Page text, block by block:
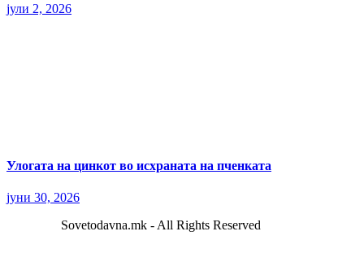
јули 2, 2026
Улогата на цинкот во исхраната на пченката
јуни 30, 2026
Sovetodavna.mk - All Rights Reserved